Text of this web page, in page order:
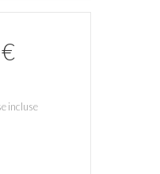
incluse